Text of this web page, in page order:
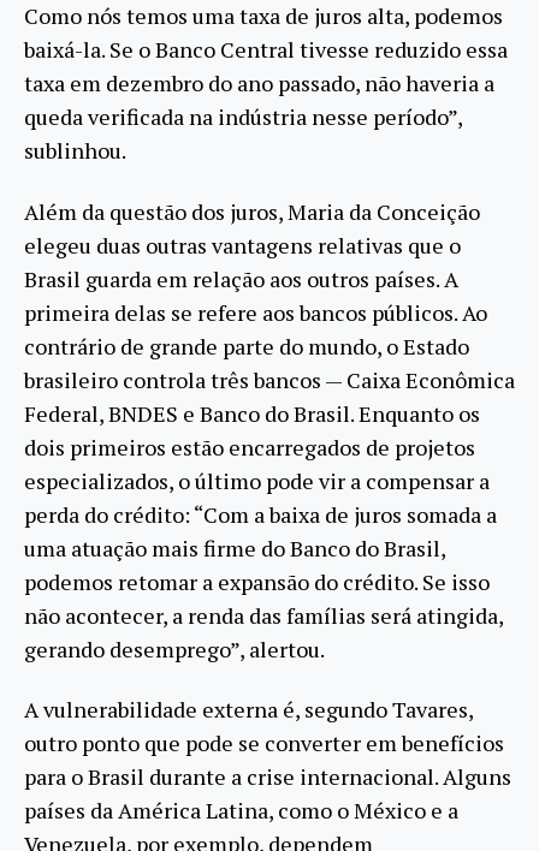
Como nós temos uma taxa de juros alta, podemos
baixá-la. Se o Banco Central tivesse reduzido essa
taxa em dezembro do ano passado, não haveria a
queda verificada na indústria nesse período”,
sublinhou.
Além da questão dos juros, Maria da Conceição
elegeu duas outras vantagens relativas que o
Brasil guarda em relação aos outros países. A
primeira delas se refere aos bancos públicos. Ao
contrário de grande parte do mundo, o Estado
brasileiro controla três bancos — Caixa Econômica
Federal, BNDES e Banco do Brasil. Enquanto os
dois primeiros estão encarregados de projetos
especializados, o último pode vir a compensar a
perda do crédito: “Com a baixa de juros somada a
uma atuação mais firme do Banco do Brasil,
podemos retomar a expansão do crédito. Se isso
não acontecer, a renda das famílias será atingida,
gerando desemprego”, alertou.
A vulnerabilidade externa é, segundo Tavares,
outro ponto que pode se converter em benefícios
para o Brasil durante a crise internacional. Alguns
países da América Latina, como o México e a
Venezuela, por exemplo, dependem